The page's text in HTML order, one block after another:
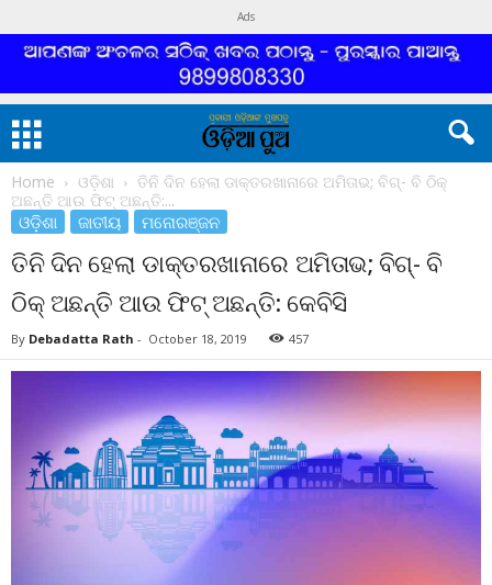
Ads
Home ଓଡ଼ିଶା
ତିନି ଦିନ ହେଲା ଡାକ୍ତରଖାନାରେ ଅମିତାଭ; ବିଗ୍- ବି ଠିକ୍
ଅଛନ୍ତି ଆଉ ଫିଟ୍ ଅଛନ୍ତି:...
ଓଡ଼ିଶା ଜାତୀୟ ମନୋରଞ୍ଜନ
ତିନି ଦିନ ହେଲା ଡାକ୍ତରଖାନାରେ ଅମିତାଭ; ବିଗ୍- ବି
ଠିକ୍ ଅଛନ୍ତି ଆଉ ଫିଟ୍ ଅଛନ୍ତି: କେବିସି
By Debadatta Rath - October 18, 2019 457